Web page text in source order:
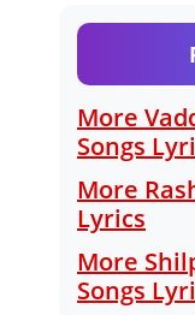
More
Songs
More
Lyrics
More
Songs